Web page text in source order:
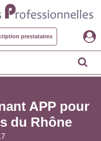
prestataires
APP pour
du Rhône